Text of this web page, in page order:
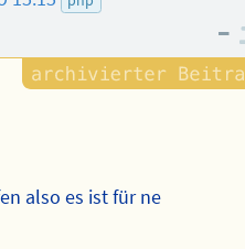
–
also es ist für ne